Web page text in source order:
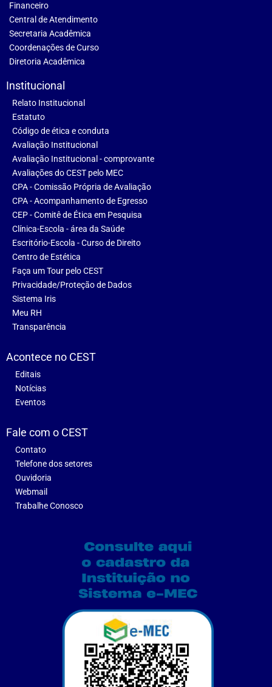
Financeiro
Central de Atendimento
Secretaria Acadêmica
Coordenações de Curso
Diretoria Acadêmica
Institucional
Relato Institucional
Estatuto
Código de ética e conduta
Avaliação Institucional
Avaliação Institucional - comprovante
Avaliações do CEST pelo MEC
CPA - Comissão Própria de Avaliação
CPA - Acompanhamento de Egresso
CEP - Comitê de Ética em Pesquisa
Clínica-Escola - área da Saúde
Escritório-Escola - Curso de Direito
Centro de Estética
Faça um Tour pelo CEST
Privacidade/Proteção de Dados
Sistema Iris
Meu RH
Transparência
Acontece no CEST
Editais
Notícias
Eventos
Fale com o CEST
Contato
Telefone dos setores
Ouvidoria
Webmail
Trabalhe Conosco